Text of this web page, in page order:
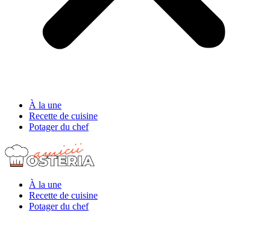
À la une
Recette de cuisine
Potager du chef
À la une
Recette de cuisine
Potager du chef